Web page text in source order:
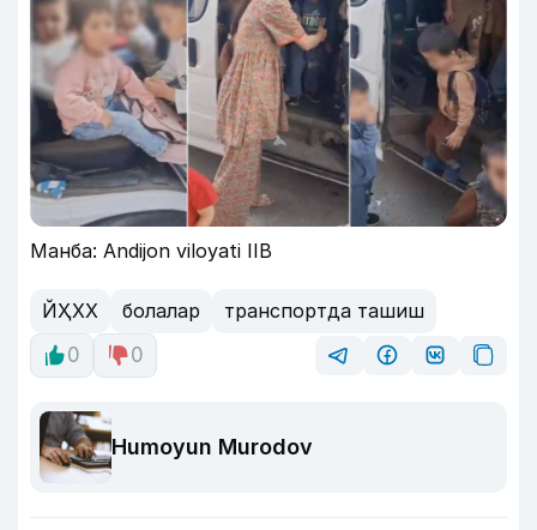
Манба: Andijon viloyati IIB
ЙҲХХ болалар
транспортда ташиш
0
0
Humoyun Murodov